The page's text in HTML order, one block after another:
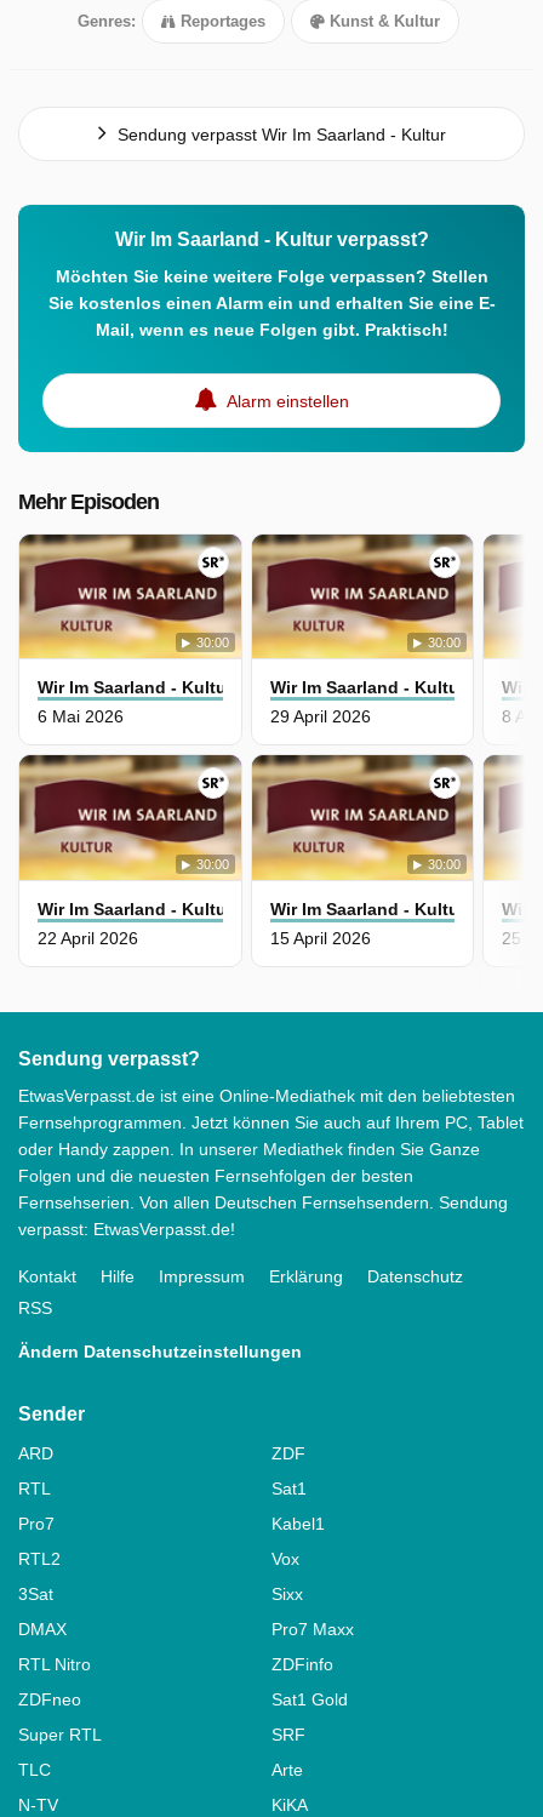
Genres: Reportages Kunst & Kultur
Sendung verpasst Wir Im Saarland - Kultur
Wir Im Saarland - Kultur verpasst?
Möchten Sie keine weitere Folge verpassen? Stellen
Sie kostenlos einen Alarm ein und erhalten Sie eine E-
Mail, wenn es neue Folgen gibt. Praktisch!
Alarm einstellen
Mehr Episoden
30:00
Wir Im Saarland - Kultur
6 Mai 2026
30:00
Wir Im Saarland - Kultur
29 April 2026
30:00
Wir Im Saarland - Kultur
22 April 2026
30:00
Wir Im Saarland - Kultur
15 April 2026
Wir
8
Wir
25
Sendung verpasst?
EtwasVerpasst.de ist eine Online-Mediathek mit den beliebtesten
Fernsehprogrammen. Jetzt können Sie auch auf Ihrem PC, Tablet
oder Handy zappen. In unserer Mediathek finden Sie Ganze
Folgen und die neuesten Fernsehfolgen der besten
Fernsehserien. Von allen Deutschen Fernsehsendern. Sendung
verpasst: EtwasVerpasst.de!
Kontakt Hilfe Impressum Erklärung
Datenschutz
RSS
Ändern Datenschutzeinstellungen
Sender
ARD
ZDF
RTL
Sat1
Pro7
Kabel1
RTL2
Vox
3Sat
Sixx
DMAX
Pro7 Maxx
RTL Nitro
ZDFinfo
ZDFneo
Sat1 Gold
Super RTL
SRF
TLC
Arte
N-TV
KiKA